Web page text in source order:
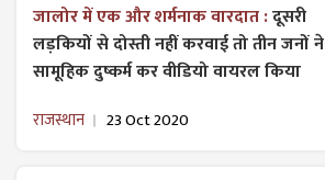
जालोर में एक और शर्मनाक वारदात :दूसरी
लड़कियों से दोस्ती नहीं करवाई तो तीन जनों ने
सामूहिक दुष्कर्म कर वीडियो वायरल किया
राजस्थान 23 Oct 2020